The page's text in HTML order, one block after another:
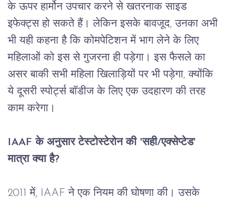
के ऊपर हार्मोन उपचार करने से खतरनाक साइड
इफेक्ट्स हो सकते हैं। लेकिन इसके बावजूद, उनका अभी
भी यही कहना है कि कोमपेटिशन में भाग लेने के लिए
महिलाओं को इस से गुजरना ही पड़ेगा। इस फैसले का
असर बाकी सभी महिला खिलाड़ियों पर भी पड़ेगा, क्योंकि
ये दूसरी स्पोर्ट्स बॉडीज के लिए एक उदहारण की तरह
काम करेगा।
IAAF के अनुसार टेस्टोस्टेरोन की 'सही/एक्सेप्टेड'
मात्रा क्या है?
2011 में, IAAF ने एक नियम की घोषणा की। उसके